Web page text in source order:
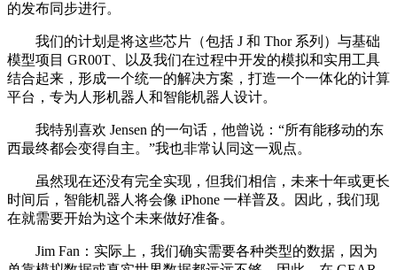
的发布同步进行。
我们的计划是将这些芯片（包括 J 和 Thor 系列）与基础
模型项目 GR00T、以及我们在过程中开发的模拟和实用工具
结合起来，形成一个统一的解决方案，打造一个一体化的计算
平台，专为人形机器人和智能机器人设计。
我特别喜欢 Jensen 的一句话，他曾说：“所有能移动的东
西最终都会变得自主。”我也非常认同这一观点。
虽然现在还没有完全实现，但我们相信，未来十年或更长
时间后，智能机器人将会像 iPhone 一样普及。因此，我们现
在就需要开始为这个未来做好准备。
Jim Fan：实际上，我们确实需要各种类型的数据，因为